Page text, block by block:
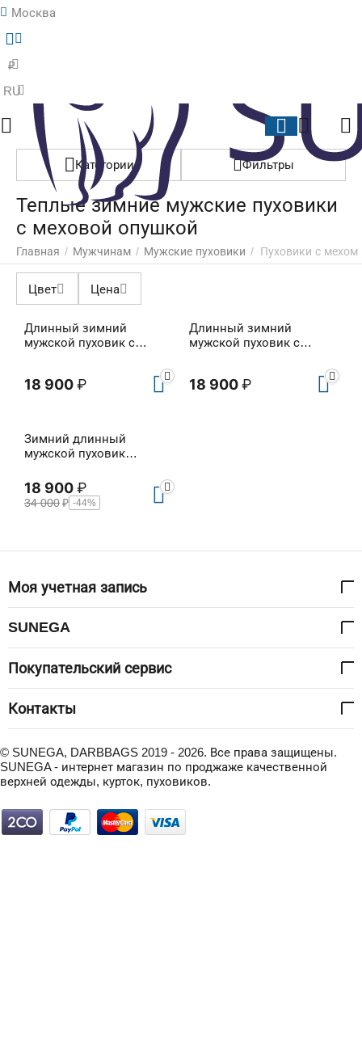
Москва
₽
RU
Категории Фильтры
Теплые зимние мужские пуховики
с меховой опушкой
Главная / Мужчинам / Мужские пуховики / Пуховики с мехом
Цвет Цена
Длинный зимний
мужской пуховик с
18 900₽
Длинный зимний
мужской пуховик с
18 900₽
Зимний длинный
мужской пуховик
18 900₽
34 000₽ -44%
Моя учетная запись
SUNEGA
Покупательский сервис
Контакты
© SUNEGA, DARBBAGS 2019 - 2026. Все права защищены.
SUNEGA - интернет магазин по проджаже качественной
верхней одежды, курток, пуховиков.